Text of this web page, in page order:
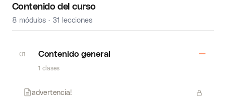
Contenido del curso
8 módulos · 31 lecciones
01 Contenido general
1 clases
advertencia!